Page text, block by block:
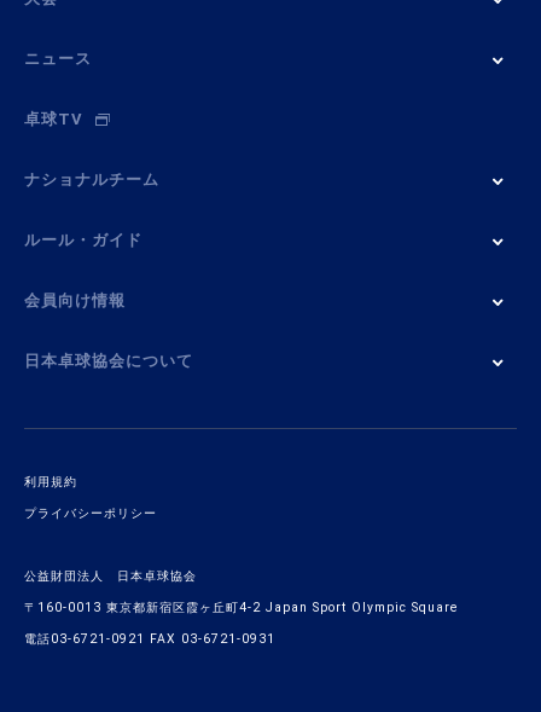
ニュース
卓球TV
ナショナルチーム
ルール・ガイド
会員向け情報
日本卓球協会について
利用規約
プライバシーポリシー
公益財団法人 日本卓球協会
〒160-0013 東京都新宿区霞ヶ丘町4-2 Japan Sport Olympic Square
電話03-6721-0921 FAX 03-6721-0931